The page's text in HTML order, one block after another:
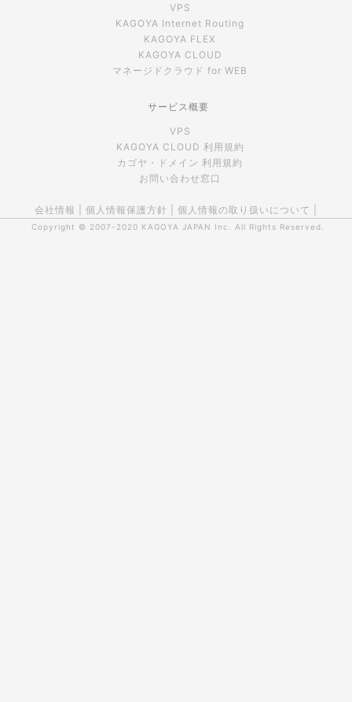
VPS
KAGOYA Internet Routing
KAGOYA FLEX
KAGOYA CLOUD
マネージドクラウド for WEB
サービス概要
VPS
KAGOYA CLOUD 利用規約
カゴヤ・ドメイン 利用規約
お問い合わせ窓口
会社情報 個人情報保護方針 個人情報の取り扱いについて
Copyright © 2007-2020 KAGOYA JAPAN Inc. All Rights Reserved.